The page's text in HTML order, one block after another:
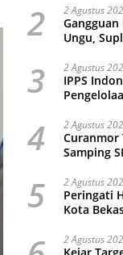
2 2 Agustus
Ungu,
3 2 Agustus
IPPS
4 2 Agustus
Curanmor
Samping
5 2 Agustus
Peringati
Kota
2 Agustus